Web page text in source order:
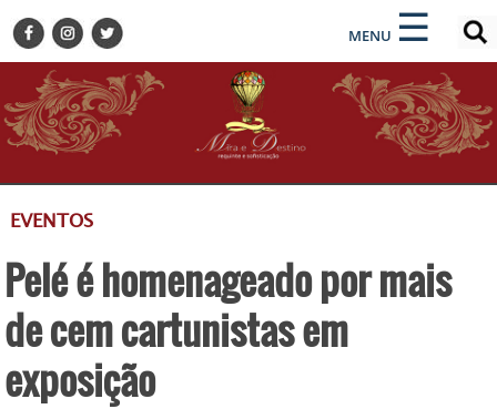
MENU ☰
×
BELEZA
BUSINESS E NEGÓCIOS
CULTURA
DESTINOS
GASTRONOMIA
HOTELARIA
MODA
×
ENCONTRE SUA NOTÍCIA
EVENTOS
Pelé é homenageado por mais
de cem cartunistas em
exposição